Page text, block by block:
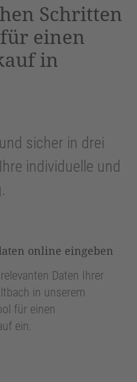
&eRecht24
Schritten
einen
in
sicher in drei
individuelle und
online eingeben
Daten Ihrer
in unserem
für einen
ein.